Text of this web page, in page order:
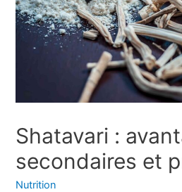
Shatavari :
secondaires et
Nutrition